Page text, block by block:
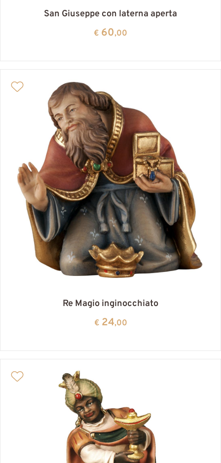
San Giuseppe con laterna aperta
€ 60,00
Re Magio inginocchiato
€24,00